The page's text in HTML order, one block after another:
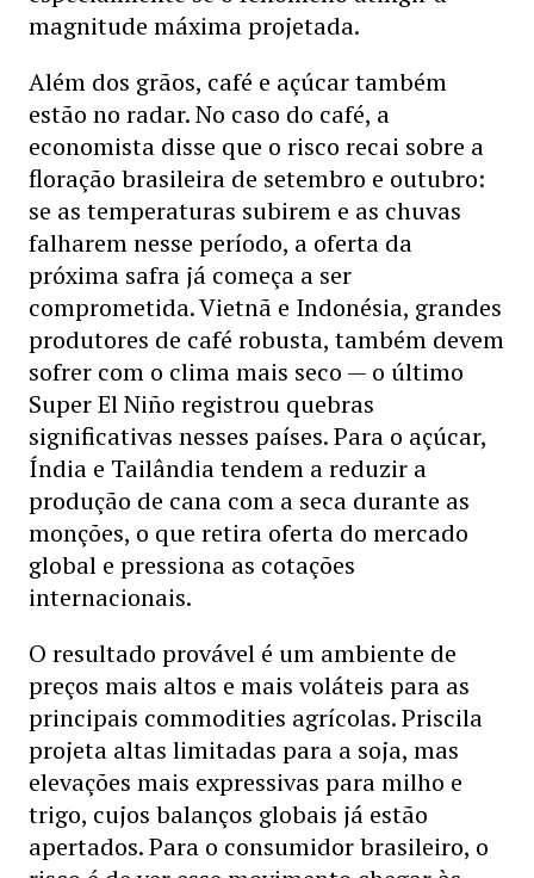
magnitude máxima projetada.
Além dos grãos, café e açúcar também
estão no radar. No caso do café, a
economista disse que o risco recai sobre a
floração brasileira de setembro e outubro:
se as temperaturas subirem e as chuvas
falharem nesse período, a oferta da
próxima safra já começa a ser
comprometida. Vietnã e Indonésia, grandes
produtores de café robusta, também devem
sofrer com o clima mais seco — o último
Super El Niño registrou quebras
significativas nesses países. Para o açúcar,
Índia e Tailândia tendem a reduzir a
produção de cana com a seca durante as
monções, o que retira oferta do mercado
global e pressiona as cotações
internacionais.
O resultado provável é um ambiente de
preços mais altos e mais voláteis para as
principais commodities agrícolas. Priscila
projeta altas limitadas para a soja, mas
elevações mais expressivas para milho e
trigo, cujos balanços globais já estão
apertados. Para o consumidor brasileiro, o